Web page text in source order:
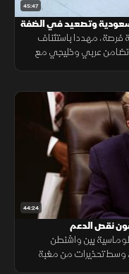
45:47
وتصعيد في الضفة
مهددا باستئناف
تضامن عربي وخليجي مع
44:24
نقص الدعم
بين واشنطن
وسط تحذيرات من مغبة